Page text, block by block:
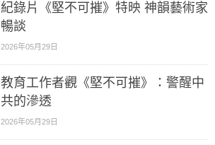
紀錄片《堅不可摧》特映 神韻藝術家
暢談
2026年05月29日
教育工作者觀《堅不可摧》：警醒中
共的滲透
2026年05月29日